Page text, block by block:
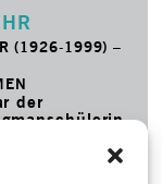
(1926-1999) –
der
des
in